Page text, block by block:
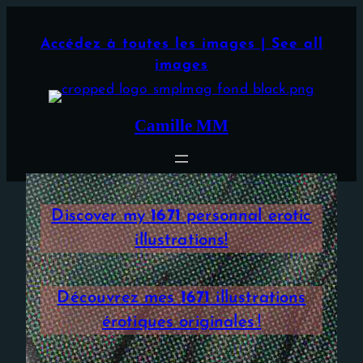
Accédez à toutes les images | See all
images
Camille MM
Discover my1671personnal erotic
illustrations!
Découvrez mes1671illustrations
érotiques originales !